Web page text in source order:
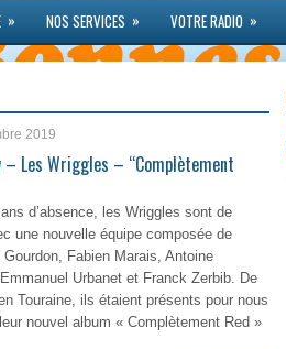
» NOS SERVICES » VOTRE RADIO »
2019
– Les Wriggles – “Complètement
d’absence, les Wriggles sont de
une nouvelle équipe composée de
Gourdon, Fabien Marais, Antoine
Urbanet et Franck Zerbib. De
Touraine, ils étaient présents pour nous
nouvel album « Complètement Red »